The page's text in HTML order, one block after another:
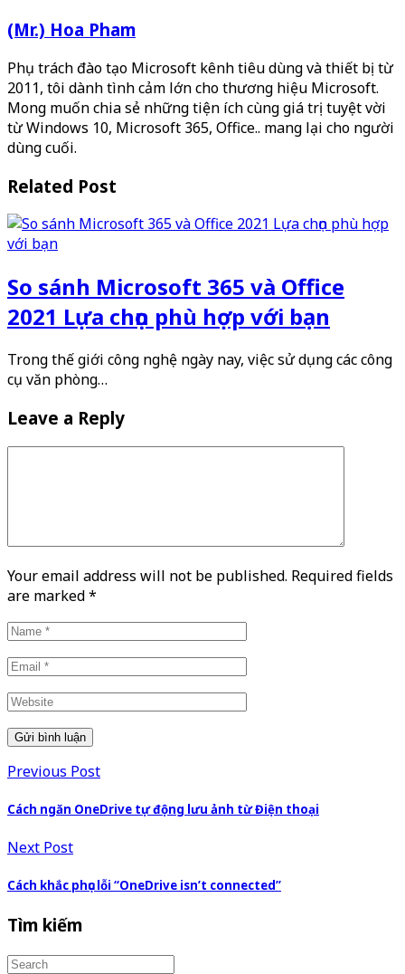
(Mr.) Hoa Pham
Phụ trách đào tạo Microsoft kênh tiêu dùng và thiết bị từ
2011, tôi dành tình cảm lớn cho thương hiệu Microsoft.
Mong muốn chia sẻ những tiện ích cùng giá trị tuyệt vời
từ Windows 10, Microsoft 365, Office.. mang lại cho người
dùng cuối.
Related Post
So sánh Microsoft 365 và Office
2021 Lựa chọn phù hợp với bạn
Trong thế giới công nghệ ngày nay, việc sử dụng các công
cụ văn phòng…
Leave a Reply
Your email address will not be published. Required fields
are marked*
Previous Post
Cách ngăn OneDrive tự động lưu ảnh từ Điện thoại
Next Post
Cách khắc phục lỗi “OneDrive isn’t connected”
Tìm kiếm